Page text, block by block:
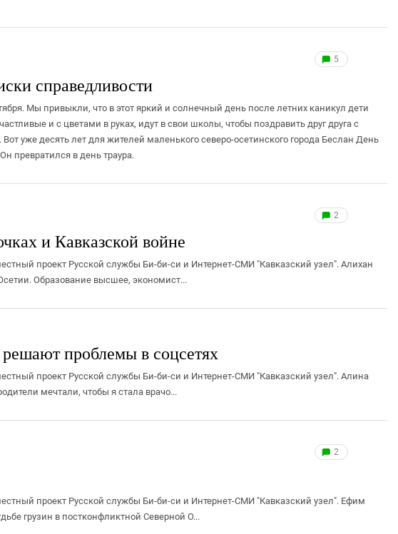
5
справедливости
Мы привыкли, что в этот яркий и солнечный день после летних каникул дети
и с цветами в руках, идут в свои школы, чтобы поздравить друг друга с
Вот уже десять лет для жителей маленького северо-осетинского города Беслан День
превратился в день траура.
2
и Кавказской войне
проект Русской службы Би-би-си и Интернет-СМИ "Кавказский узел". Алихан
Образование высшее, экономист...
проблемы в соцсетях
проект Русской службы Би-би-си и Интернет-СМИ "Кавказский узел". Алина
мечтали, чтобы я стала врачо...
2
проект Русской службы Би-би-си и Интернет-СМИ "Кавказский узел". Ефим
грузин в постконфликтной Северной О...